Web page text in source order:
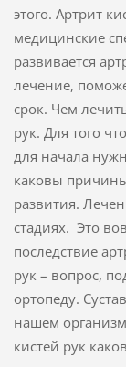
этого. Артрит
медицинские
развивается
лечение,
срок. Чем
рук. Для того
для начала
каковы
развития.
стадиях. Это
последствие
рук – вопрос,
ортопеду.
нашем
кистей рук